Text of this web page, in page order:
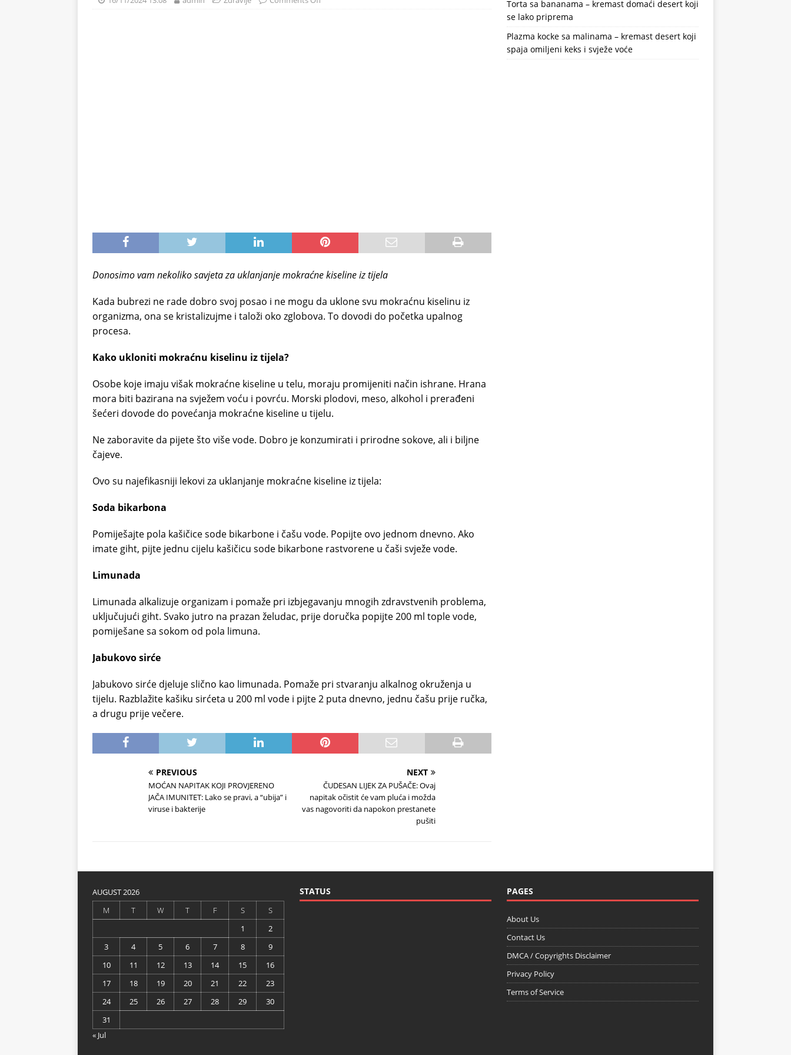
Donosimo vam nekoliko savjeta za uklanjanje mokraćne kiseline iz tijela
Kada bubrezi ne rade dobro svoj posao i ne mogu da uklone svu mokraćnu kiselinu iz
organizma, ona se kristalizujme i taloži oko zglobova. To dovodi do početka upalnog
procesa.
Kako ukloniti mokraćnu kiselinu iz tijela?
Osobe koje imaju višak mokraćne kiseline u telu, moraju promijeniti način ishrane. Hrana
mora biti bazirana na svježem voću i povrću. Morski plodovi, meso, alkohol i prerađeni
šećeri dovode do povećanja mokraćne kiseline u tijelu.
Ne zaboravite da pijete što više vode. Dobro je konzumirati i prirodne sokove, ali i biljne
čajeve.
Ovo su najefikasniji lekovi za uklanjanje mokraćne kiseline iz tijela:
Soda bikarbona
Pomiješajte pola kašičice sode bikarbone i čašu vode. Popijte ovo jednom dnevno. Ako
imate giht, pijte jednu cijelu kašičicu sode bikarbone rastvorene u čaši svježe vode.
Limunada
Limunada alkalizuje organizam i pomaže pri izbjegavanju mnogih zdravstvenih problema,
uključujući giht. Svako jutro na prazan želudac, prije doručka popijte 200 ml tople vode,
pomiješane sa sokom od pola limuna.
Jabukovo sirće
Jabukovo sirće djeluje slično kao limunada. Pomaže pri stvaranju alkalnog okruženja u
tijelu. Razblažite kašiku sirćeta u 200 ml vode i pijte 2 puta dnevno, jednu čašu prije ručka,
a drugu prije večere.
PREVIOUS
MOĆAN NAPITAK KOJI PROVJERENO
JAČA IMUNITET: Lako se pravi, a “ubija” i
viruse i bakterije
NEXT
ČUDESAN LIJEK ZA PUŠAČE: Ovaj
napitak očistit će vam pluća i možda
vas nagovoriti da napokon prestanete
pušiti
Torta sa bananama – kremast domaći desert koji
se lako priprema
Plazma kocke sa malinama – kremast desert koji
spaja omiljeni keks i svježe voće
AUGUST 2026
M
T W T F S
S
1
2
3
4 5 6 7 8
9
10
11 12 13 14 15
16
17
18 19 20 21 22
23
24
25 26 27 28 29
30
31
« Jul
STATUS PAGES
About Us
Contact Us
DMCA / Copyrights Disclaimer
Privacy Policy
Terms of Service